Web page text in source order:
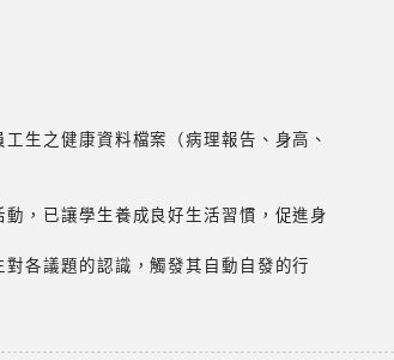
生之健康資料檔案（病理報告、身高、
，已讓學生養成良好生活習慣，促進身
各議題的認識，觸發其自動自發的行